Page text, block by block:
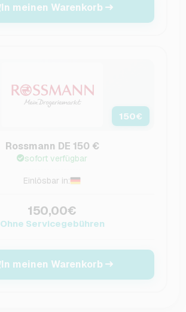
In meinen Warenkorb
150€
Rossmann DE 150 €
sofort verfügbar
Einlösbar in:
150,00€
Ohne Servicegebühren
In meinen Warenkorb